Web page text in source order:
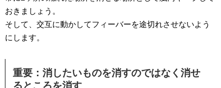
おきましょう。
そして、交互に動かしてフィーバーを途切れさせないよう
にします。
重要：消したいものを消すのではなく消せ
るところを消す